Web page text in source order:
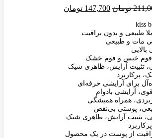
تومان 147,700 تومان
طبیعی و بدون براقیت
مات و طبیعی
فوم خیس و فوم خشک
تثبیت آرایش، ظاهری شیک
پرکاربرد
برای آرایشی حرفه‌ای
آرایشی بادوام
همراه همیشگی
پوستی بی‌نقص
تثبیت آرایش، ظاهری شیک
از پوست در یک محصول